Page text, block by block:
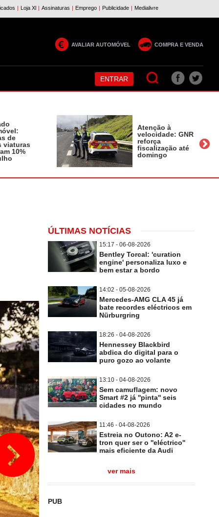
AVALIAR AUTOMÓVEL COMPRA E VENDA
ENTRAR
de
viaturas
10%
Atenção à
velocidade: GNR
reforça
fiscalização até
domingo
ÚLTIMAS NOTÍCIAS
15:17 - 06-08-2026
Bentley Torcal: 'curation
engine' personaliza luxo e
bem estar a bordo
14:02 - 05-08-2026
Mercedes-AMG CLA 45 já
bate recordes eléctricos em
Nürburgring
18:26 - 04-08-2026
Hennessey Blackbird
abdica do digital para o
puro gozo ao volante
13:10 - 04-08-2026
Sem camuflagem: novo
Smart #2 já ''pinta'' seis
cidades no mundo
11:46 - 04-08-2026
Estreia no Outono: A2 e-
tron quer ser o ''eléctrico''
mais eficiente da Audi
ver mais
PUB